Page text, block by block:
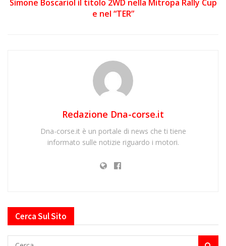
Simone Boscariol il titolo 2WD nella Mitropa Rally Cup
e nel “TER”
Redazione Dna-corse.it
Dna-corse.it è un portale di news che ti tiene
informato sulle notizie riguardo i motori.
Cerca Sul Sito